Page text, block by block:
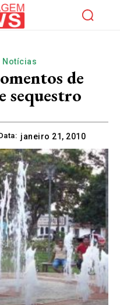
Notícias
de
sequestro
janeiro 21, 2010